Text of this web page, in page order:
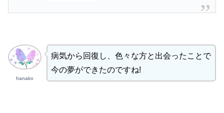
hanako
病気から回復し、色々な方と出会ったことで
今の夢ができたのですね!